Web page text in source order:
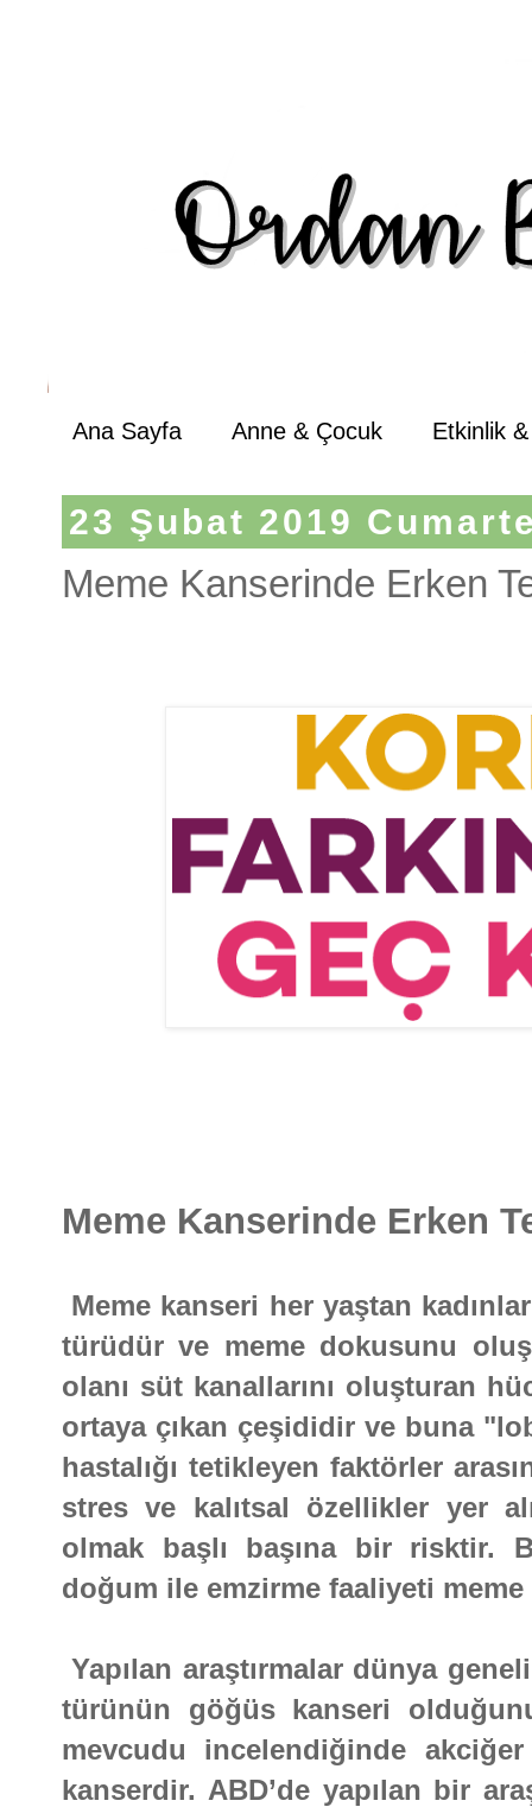
Ana Sayfa Anne & Çocuk Etkinlik
23 Şubat 2019
Meme Kanserinde Erken
Meme Kanserinde Erken
Meme kanseri her yaştan
türüdür ve meme dokusunu
olanı süt kanallarını oluşturan
ortaya çıkan çeşididir ve buna
hastalığı tetikleyen faktörler
stres ve kalıtsal özellikler yer
olmak başlı başına bir risktir.
doğum ile emzirme faaliyeti
Yapılan araştırmalar dünya
türünün göğüs kanseri
mevcudu incelendiğinde
kanserdir. ABD’de yapılan bir